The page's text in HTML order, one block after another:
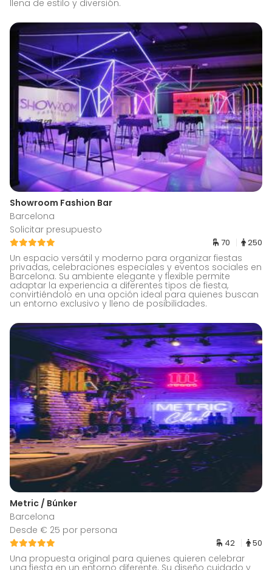
llena de estilo y diversión.
Showroom Fashion Bar
Barcelona
Solicitar presupuesto
70 250
Un espacio versátil y moderno para organizar fiestas
privadas, celebraciones especiales y eventos sociales en
Barcelona. Su ambiente elegante y flexible permite
adaptar la experiencia a diferentes tipos de fiesta,
convirtiéndolo en una opción ideal para quienes buscan
un entorno exclusivo y lleno de posibilidades.
Metric / Búnker
Barcelona
Desde € 25 por persona
42 50
Una propuesta original para quienes quieren celebrar
una fiesta en un entorno diferente. Su diseño cuidado y